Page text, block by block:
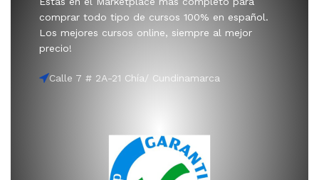
comprar todo tipo de cursos 100% en español.
Los mejores cursos online, siempre al mejor
precio!
Calle 7 # 2A-21 Chía/ Cundinamarca